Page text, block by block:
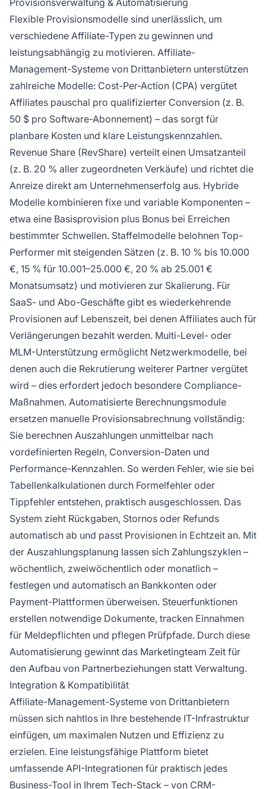
Flexible Provisionsmodelle sind unerlässlich, um
verschiedene Affiliate-Typen zu gewinnen und
leistungsabhängig zu motivieren. Affiliate-
Management-Systeme von Drittanbietern unterstützen
zahlreiche Modelle: Cost-Per-Action (CPA) vergütet
Affiliates pauschal pro qualifizierter Conversion (z. B.
50 $ pro Software-Abonnement) – das sorgt für
planbare Kosten und klare Leistungskennzahlen.
Revenue Share (RevShare) verteilt einen Umsatzanteil
(z. B. 20 % aller zugeordneten Verkäufe) und richtet die
Anreize direkt am Unternehmenserfolg aus. Hybride
Modelle kombinieren fixe und variable Komponenten –
etwa eine Basisprovision plus Bonus bei Erreichen
bestimmter Schwellen. Staffelmodelle belohnen Top-
Performer mit steigenden Sätzen (z. B. 10 % bis 10.000
€, 15 % für 10.001–25.000 €, 20 % ab 25.001 €
Monatsumsatz) und motivieren zur Skalierung. Für
SaaS- und Abo-Geschäfte gibt es wiederkehrende
Provisionen auf Lebenszeit, bei denen Affiliates auch für
Verlängerungen bezahlt werden. Multi-Level- oder
MLM-Unterstützung ermöglicht Netzwerkmodelle, bei
denen auch die Rekrutierung weiterer Partner vergütet
wird – dies erfordert jedoch besondere Compliance-
Maßnahmen. Automatisierte Berechnungsmodule
ersetzen manuelle Provisionsabrechnung vollständig:
Sie berechnen Auszahlungen unmittelbar nach
vordefinierten Regeln, Conversion-Daten und
Performance-Kennzahlen. So werden Fehler, wie sie bei
Tabellenkalkulationen durch Formelfehler oder
Tippfehler entstehen, praktisch ausgeschlossen. Das
System zieht Rückgaben, Stornos oder Refunds
automatisch ab und passt Provisionen in Echtzeit an. Mit
der Auszahlungsplanung lassen sich Zahlungszyklen –
wöchentlich, zweiwöchentlich oder monatlich –
festlegen und automatisch an Bankkonten oder
Payment-Plattformen überweisen. Steuerfunktionen
erstellen notwendige Dokumente, tracken Einnahmen
für Meldepflichten und pflegen Prüfpfade. Durch diese
Automatisierung gewinnt das Marketingteam Zeit für
den Aufbau von Partnerbeziehungen statt Verwaltung.
Integration & Kompatibilität
Affiliate-Management-Systeme von Drittanbietern
müssen sich nahtlos in Ihre bestehende IT-Infrastruktur
einfügen, um maximalen Nutzen und Effizienz zu
erzielen. Eine leistungsfähige Plattform bietet
umfassende API-Integrationen für praktisch jedes
Business-Tool in Ihrem Tech-Stack – von CRM-